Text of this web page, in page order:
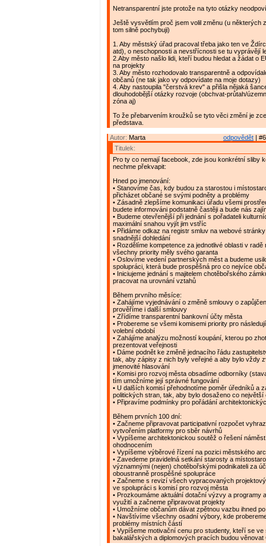
Netransparentní jste protože na tyto otázky
Ještě vysvětlím proč jsem volil změnu (u některých
tom silně pochybuji)
1. Aby městský úřad pracoval třeba jako ten ve
atd), o neschopnosti a nevstřícnosti se tu vyprávějí
2.Aby město našlo lidi, kteří budou hledat a žádat o
na projekty
3. Aby město rozhodovalo transparentně a
občanů (ne tak jako vy odpovídate na moje dotazy)
4. Aby nastoupila "čerstvá krev" a přišla nějaká
dlouhodobější otázky rozvoje (obchvat-průtah/
zóna aj)
To že přebarvením kroužků se tyto věci změní je
představa.
odpovědět |
Autor: Marta
Titulek:
Pro ty co nemají facebook, zde jsou konkrétní sliby
nechme překvapit:
Hned po jmenování:
• Stanovíme čas, kdy budou za starostou i
přicházet občané se svými podněty a problémy
• Zásadně zlepšíme komunikaci úřadu všemi
budete informováni podstatně častěji a bude nás
• Budeme otevřenější při jednání s pořadateli
maximální snahou vyjít jim vstříc
• Přidáme odkaz na registr smluv na webové
snadnější dohledání
• Rozdělíme kompetence za jednotlivé oblasti v radě
všechny priority měly svého garanta
• Oslovíme vedení partnerských měst a budeme
spolupráci, která bude prospěšná pro co nejvíce
• Iniciujeme jednání s majitelem chotěbořského
pracovat na urovnání vztahů
Během prvního měsíce:
• Zahájíme vyjednávání o změně smlouvy o
prověříme i další smlouvy
• Zřídíme transparentní bankovní účty města
• Probereme se všemi komisemi priority pro
volební období
• Zahájíme analýzu možností koupání, kterou po
prezentovat veřejnosti
• Dáme podnět ke změně jednacího řádu
tak, aby zápisy z nich byly veřejné a aby bylo vždy
jmenovité hlasování
• Komisi pro rozvoj města obsadíme odborníky
tím umožníme její správné fungování
• U dalších komisí přehodnotíme poměr úředníků a
politických stran, tak, aby bylo dosaženo co největší
• Připravíme podmínky pro pořádání
Během prvních 100 dní:
• Začneme připravovat participativní rozpočet
vytvořením platformy pro sběr návrhů
• Vypíšeme architektonickou soutěž o řešení
ohodnocením
• Vypíšeme výběrové řízení na pozici městského
• Zavedeme pravidelná setkání starosty a
významnými (nejen) chotěbořskými podnikateli za
oboustranně prospěšné spolupráce
• Začneme s revizí všech vypracovaných
ve spolupráci s komisí pro rozvoj města
• Prozkoumáme aktuální dotační výzvy a programy
využití a začneme připravovat projekty
• Umožníme občanům dávat zpětnou vazbu ihned
• Navštívíme všechny osadní výbory, kde
problémy místních částí
• Vypíšeme motivační cenu pro studenty, kteří se ve
bakalářských a diplomových pracích budou věnovat